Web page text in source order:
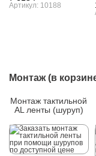
Артикул: 10188
Монтаж (в
Монтаж тактильной
AL ленты (шуруп)